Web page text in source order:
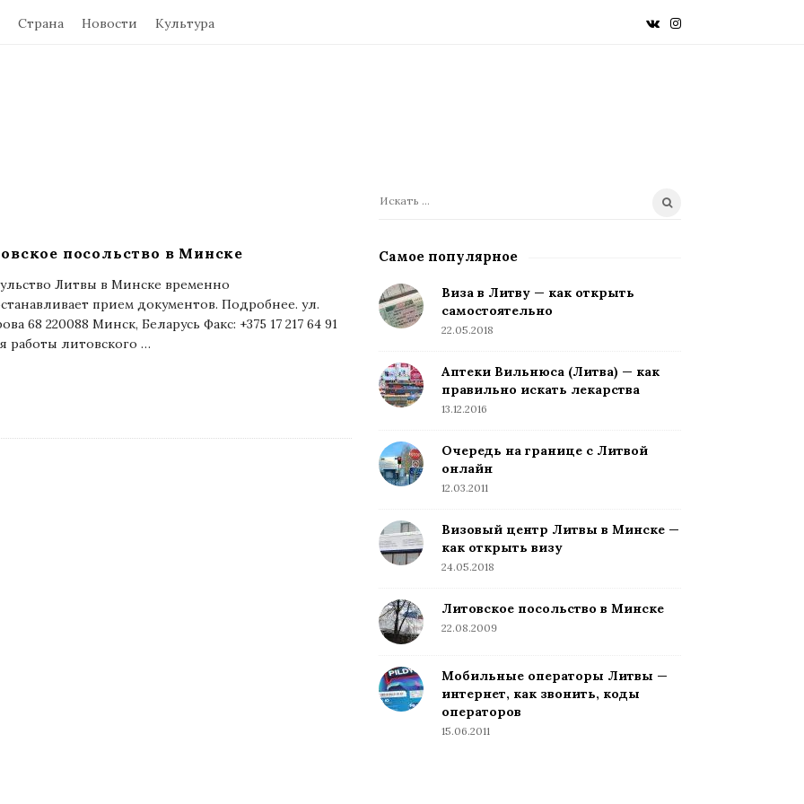
Страна Новости Культура
посольство в Минске
Литвы в Минске временно
прием документов. Подробнее. ул.
68 220088 Минск, Беларусь Факс: +375 17 217 64 91
работы литовского …
П
и
к
:
Самое популярное
Виза в Литву — как открыть
самостоятельно
22.05.2018
Аптеки Вильнюса (Литва) — как
правильно искать лекарства
13.12.2016
Очередь на границе с Литвой
онлайн
12.03.2011
Визовый центр Литвы в Минске —
как открыть визу
24.05.2018
Литовское посольство в Минске
22.08.2009
Мобильные операторы Литвы —
интернет, как звонить, коды
операторов
15.06.2011